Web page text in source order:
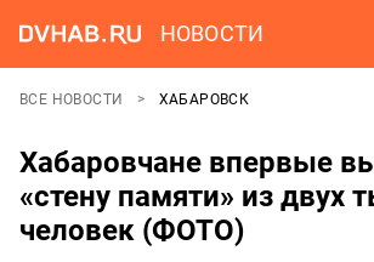
НОВОСТИ
ВСЕ НОВОСТИ ХАБАРОВСК
Хабаровчане впервые
«стену памяти» из двух
человек (ФОТО)